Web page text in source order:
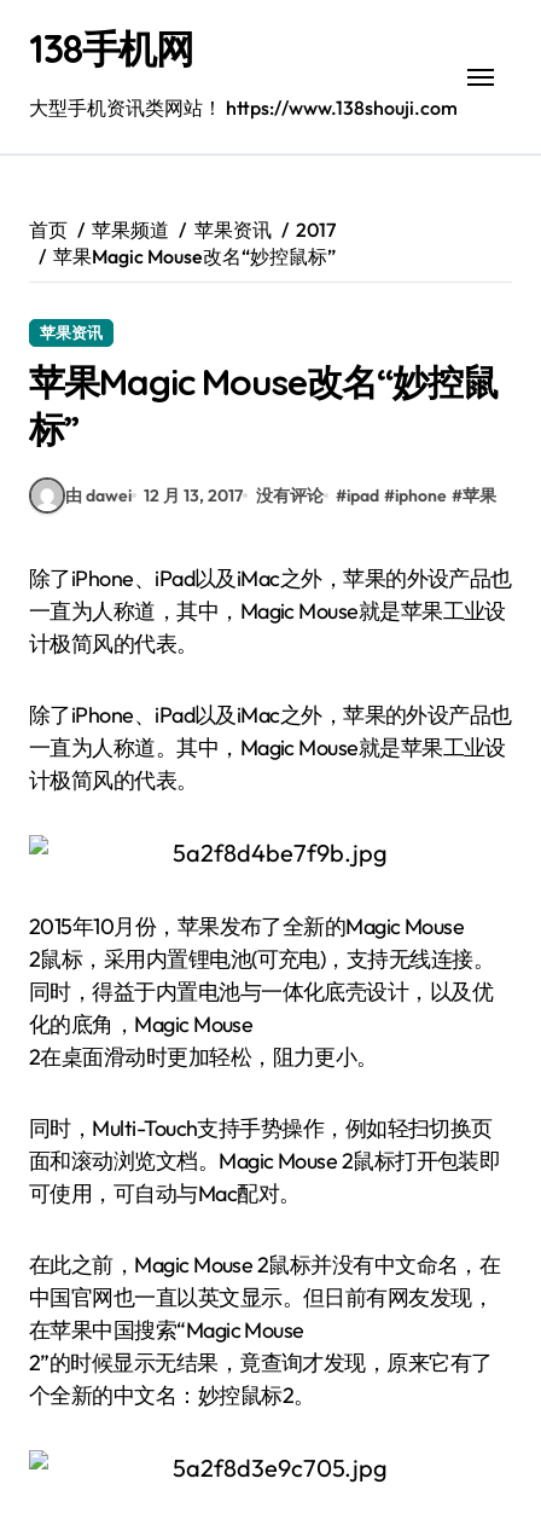
138手机网
大型手机资讯类网站！ https://www.138shouji.com
首页 苹果频道 苹果资讯
2017
苹果Magic Mouse改名“妙控鼠标”
苹果资讯
苹果Magic Mouse改名“妙控鼠
标”
由 dawei 12 月 13, 2017 没有评论 #ipad #iphone #苹果
除了iPhone、iPad以及iMac之外，苹果的外设产品也
一直为人称道，其中，Magic Mouse就是苹果工业设
计极简风的代表。
除了iPhone、iPad以及iMac之外，苹果的外设产品也
一直为人称道。其中，Magic Mouse就是苹果工业设
计极简风的代表。
2015年10月份，苹果发布了全新的Magic Mouse
2鼠标，采用内置锂电池(可充电)，支持无线连接。
同时，得益于内置电池与一体化底壳设计，以及优
化的底角，Magic Mouse
2在桌面滑动时更加轻松，阻力更小。
同时，Multi-Touch支持手势操作，例如轻扫切换页
面和滚动浏览文档。Magic Mouse 2鼠标打开包装即
可使用，可自动与Mac配对。
在此之前，Magic Mouse 2鼠标并没有中文命名，在
中国官网也一直以英文显示。但日前有网友发现，
在苹果中国搜索“Magic Mouse
2”的时候显示无结果，竟查询才发现，原来它有了
个全新的中文名：妙控鼠标2。